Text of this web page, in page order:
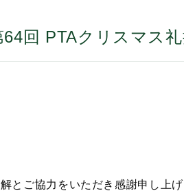
64回 PTAクリスマス
とご協力をいただき感謝申し上げ